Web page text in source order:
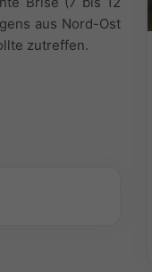
aus Nord-Ost
zutreffen.